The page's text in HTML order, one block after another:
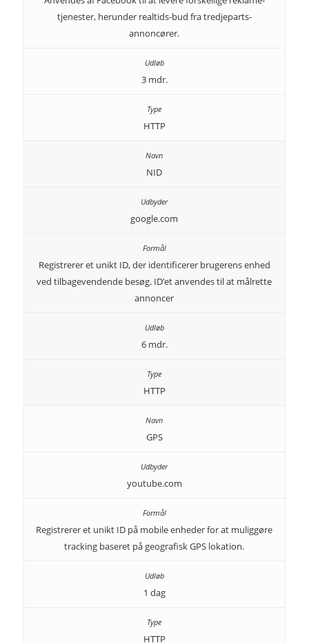
tjenester, herunder realtids-bud fra tredjeparts-
annoncører.
3 mdr.
HTTP
NID
google.com
Registrerer et unikt ID, der identificerer brugerens enhed
ved tilbagevendende besøg. ID’et anvendes til at målrette
annoncer
6 mdr.
HTTP
GPS
youtube.com
Registrerer et unikt ID på mobile enheder for at muliggøre
tracking baseret på geografisk GPS lokation.
1 dag
HTTP